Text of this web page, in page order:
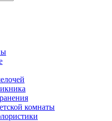
комнаты